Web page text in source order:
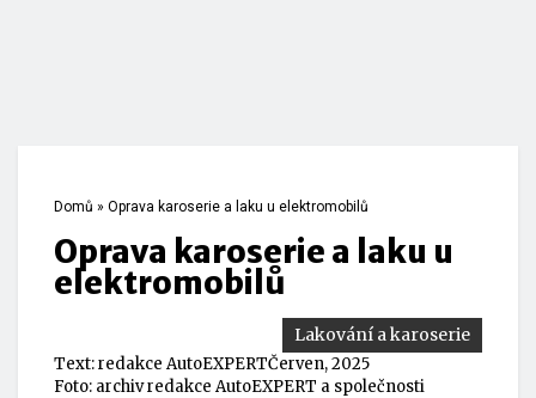
Domů » Oprava karoserie a laku u elektromobilů
Oprava karoserie a laku u
elektromobilů
Lakování a karoserie
Text:redakce AutoEXPERTČerven, 2025
Foto: archiv redakce AutoEXPERT a společnosti